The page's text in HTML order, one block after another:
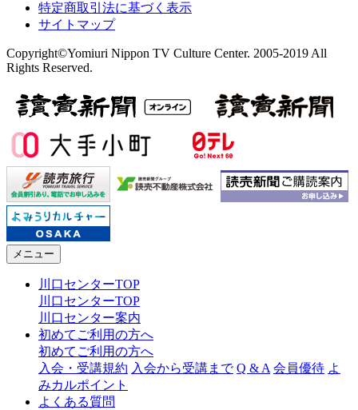
特定商取引法に基づく表示
サイトマップ
Copyright©Yomiuri Nippon TV Culture Center. 2005-2019 All
Rights Reserved.
メニュー
川口センターTOP
川口センターTOP
川口センター案内
初めてご利用の方へ
初めてご利用の方へ
入会・受講規約 入会から受講まで Q & A 会員優待 よ
みカルポイント
よくある質問